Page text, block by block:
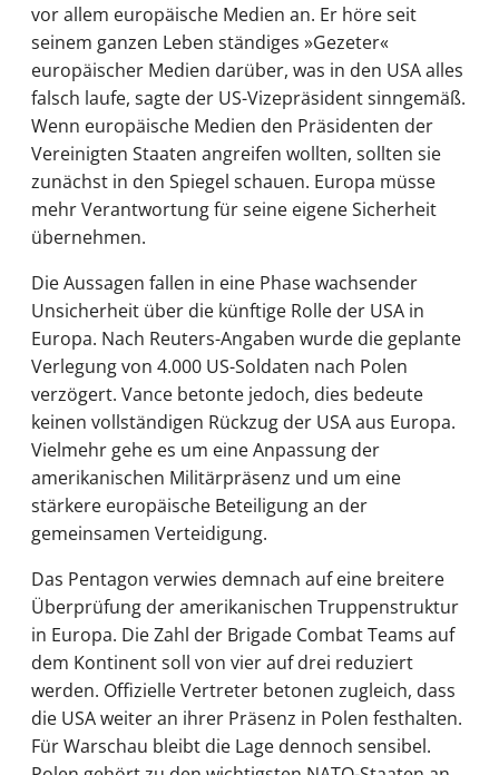
vor allem europäische Medien an. Er höre seit
seinem ganzen Leben ständiges »Gezeter«
europäischer Medien darüber, was in den USA alles
falsch laufe, sagte der US-Vizepräsident sinngemäß.
Wenn europäische Medien den Präsidenten der
Vereinigten Staaten angreifen wollten, sollten sie
zunächst in den Spiegel schauen. Europa müsse
mehr Verantwortung für seine eigene Sicherheit
übernehmen.
Die Aussagen fallen in eine Phase wachsender
Unsicherheit über die künftige Rolle der USA in
Europa. Nach Reuters-Angaben wurde die geplante
Verlegung von 4.000 US-Soldaten nach Polen
verzögert. Vance betonte jedoch, dies bedeute
keinen vollständigen Rückzug der USA aus Europa.
Vielmehr gehe es um eine Anpassung der
amerikanischen Militärpräsenz und um eine
stärkere europäische Beteiligung an der
gemeinsamen Verteidigung.
Das Pentagon verwies demnach auf eine breitere
Überprüfung der amerikanischen Truppenstruktur
in Europa. Die Zahl der Brigade Combat Teams auf
dem Kontinent soll von vier auf drei reduziert
werden. Offizielle Vertreter betonen zugleich, dass
die USA weiter an ihrer Präsenz in Polen festhalten.
Für Warschau bleibt die Lage dennoch sensibel.